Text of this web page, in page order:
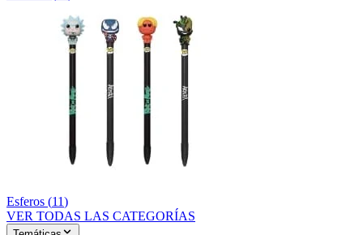
Esferos (11)
VER TODAS LAS CATEGORÍAS